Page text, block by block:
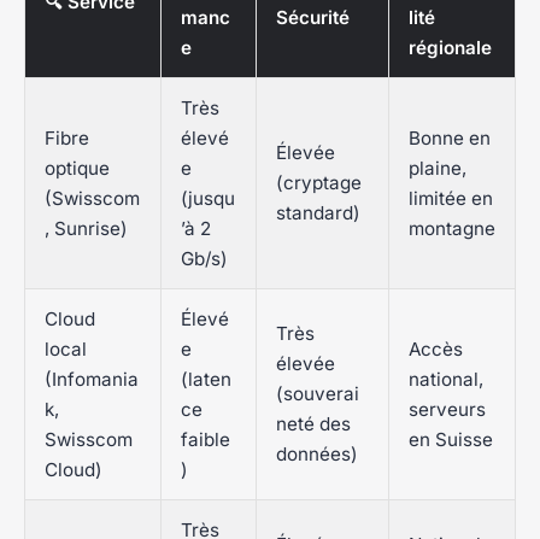
manc
e
Sécurité
lité
régionale
Fibre
optique
(Swisscom
, Sunrise)
Très
élevé
e
(jusqu
’à 2
Gb/s)
Élevée
(cryptage
standard)
Bonne en
plaine,
limitée en
montagne
Cloud
local
(Infomania
k,
Swisscom
Cloud)
Élevé
e
(laten
ce
faible
)
Très
élevée
(souverai
neté des
données)
Accès
national,
serveurs
en Suisse
Très